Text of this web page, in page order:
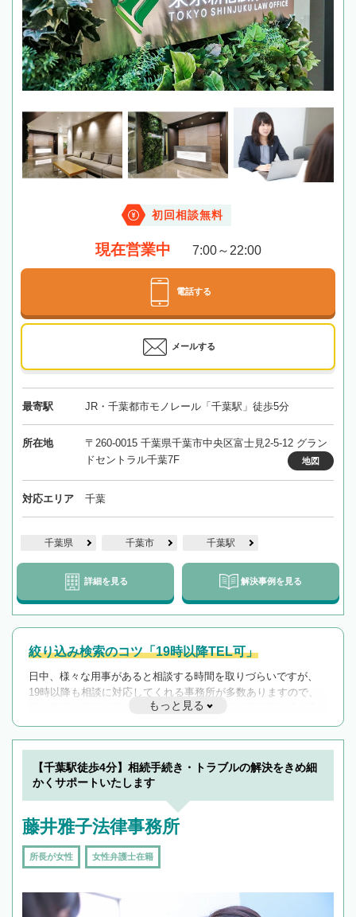
初回相談無料
現在営業中 7:00～22:00
電話する
メールする
最寄駅 JR・千葉都市モノレール「千葉駅」徒歩5分
所在地
〒260-0015 千葉県千葉市中央区富士見2-5-12 グラン
ドセントラル千葉7F
地図
対応エリア 千葉
千葉県 千葉市 千葉駅
詳細を見る 解決事例を見る
絞り込み検索のコツ「19時以降TEL可」
日中、様々な用事があると相談する時間を取りづらいですが、
19時以降も相談に対応してくれる事務所が多数ありますので、
遅い時間の相談が増えそうな場合はそのような事務所に絞り込
んで検索してみましょう。
19時以降TEL可の条件
を加えて再検索
もっと見る
【千葉駅徒歩4分】相続手続き・トラブルの解決をきめ細
かくサポートいたします
藤井雅子法律事務所
所長が女性 女性弁護士在籍